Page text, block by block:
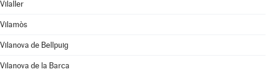
Vilaller
Vilamòs
Vilanova de Bellpuig
Vilanova de la Barca